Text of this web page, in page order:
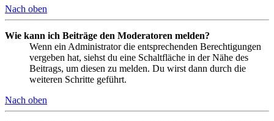
Nach oben
Wie kann ich Beiträge den Moderatoren melden?
Wenn ein Administrator die entsprechenden Berechtigungen
vergeben hat, siehst du eine Schaltfläche in der Nähe des
Beitrags, um diesen zu melden. Du wirst dann durch die
weiteren Schritte geführt.
Nach oben